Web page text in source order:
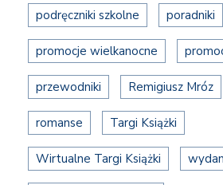
podręczniki szkolne poradniki
promocje wielkanocne
przewodniki Remigiusz Mróz
romanse Targi Książki
Wirtualne Targi Książki